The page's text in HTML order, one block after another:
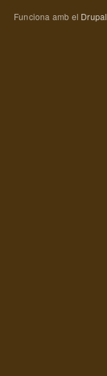
Funciona amb el Drupal